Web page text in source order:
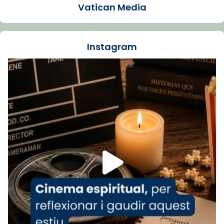
La Carmina va patir depressió. Fa gairebé
dos mesos, a l'Estadi Lluís Companys, la
Recupera l'entrevista comp
Vatican
tican News 👇
www.vaticannews.va/es/iglesia/news/2026-
07/carmina-historia-depresion-papa-viaje-
espana-testimoni...
Foto
View on Facebook · Share
Arquebisbat de Barcelona
2 weeks ago
«Avui les santes Juliana i Semproniana ens
Vatican Media
Instagram